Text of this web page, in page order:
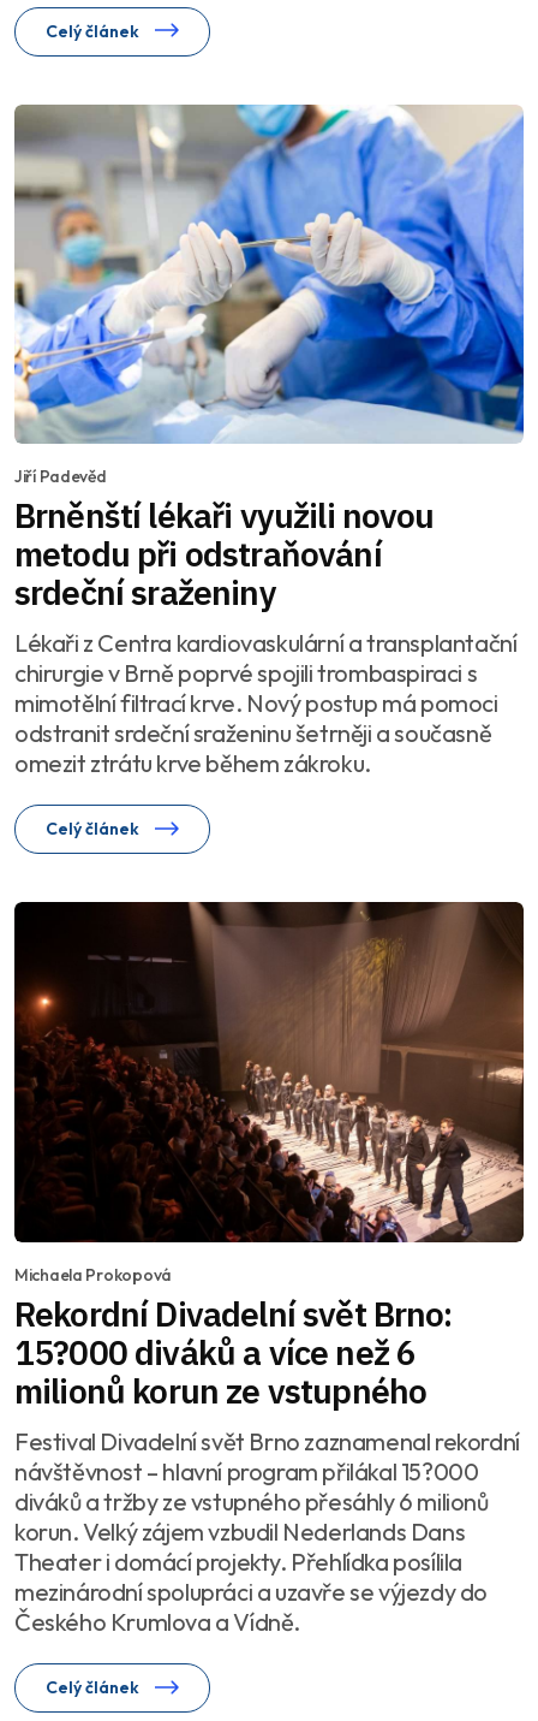
Celý článek
Jiří Padevěd
Brněnští lékaři využili novou
metodu při odstraňování
srdeční sraženiny
Lékaři z Centra kardiovaskulární a transplantační
chirurgie v Brně poprvé spojili trombaspiraci s
mimotělní filtrací krve. Nový postup má pomoci
odstranit srdeční sraženinu šetrněji a současně
omezit ztrátu krve během zákroku.
Celý článek
Michaela Prokopová
Rekordní Divadelní svět Brno:
15?000 diváků a více než 6
milionů korun ze vstupného
Festival Divadelní svět Brno zaznamenal rekordní
návštěvnost – hlavní program přilákal 15?000
diváků a tržby ze vstupného přesáhly 6 milionů
korun. Velký zájem vzbudil Nederlands Dans
Theater i domácí projekty. Přehlídka posílila
mezinárodní spolupráci a uzavře se výjezdy do
Českého Krumlova a Vídně.
Celý článek